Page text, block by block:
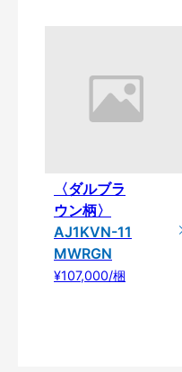
〈ダルブラ
ウン柄〉
AJ1KVN-11
MWRGN
¥107,000/梱